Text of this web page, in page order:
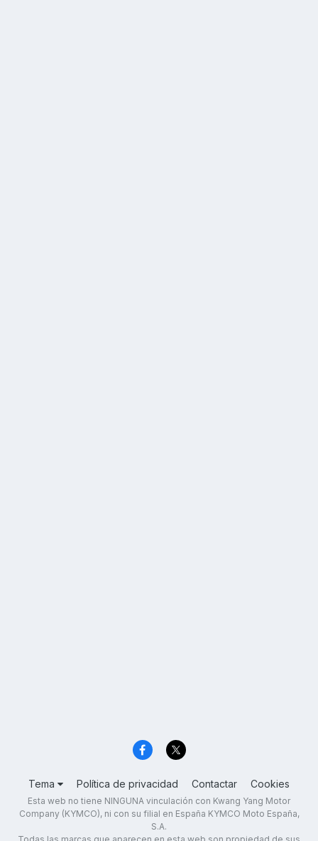
Tema Política de privacidad Contactar Cookies
Esta web no tiene NINGUNA vinculación con Kwang Yang Motor
Company (KYMCO), ni con su filial en España KYMCO Moto España,
S.A.